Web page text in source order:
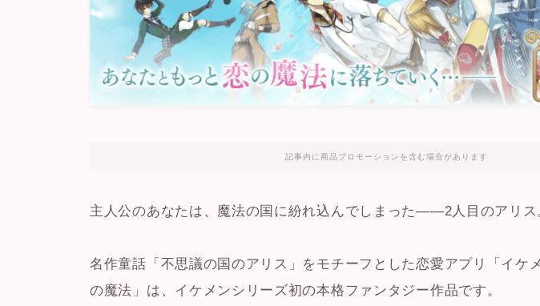
記事内に商品プロモーションを含む場合があります
主人公のあなたは、魔法の国に紛れ込んでしまった――2人目のアリス
名作童話「不思議の国のアリス」をモチーフとした恋愛アプリ「イケ
の魔法」は、イケメンシリーズ初の本格ファンタジー作品です。